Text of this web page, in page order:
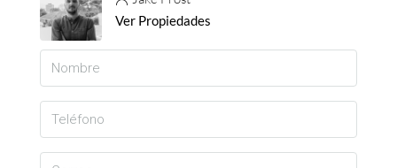
Ver Propiedades